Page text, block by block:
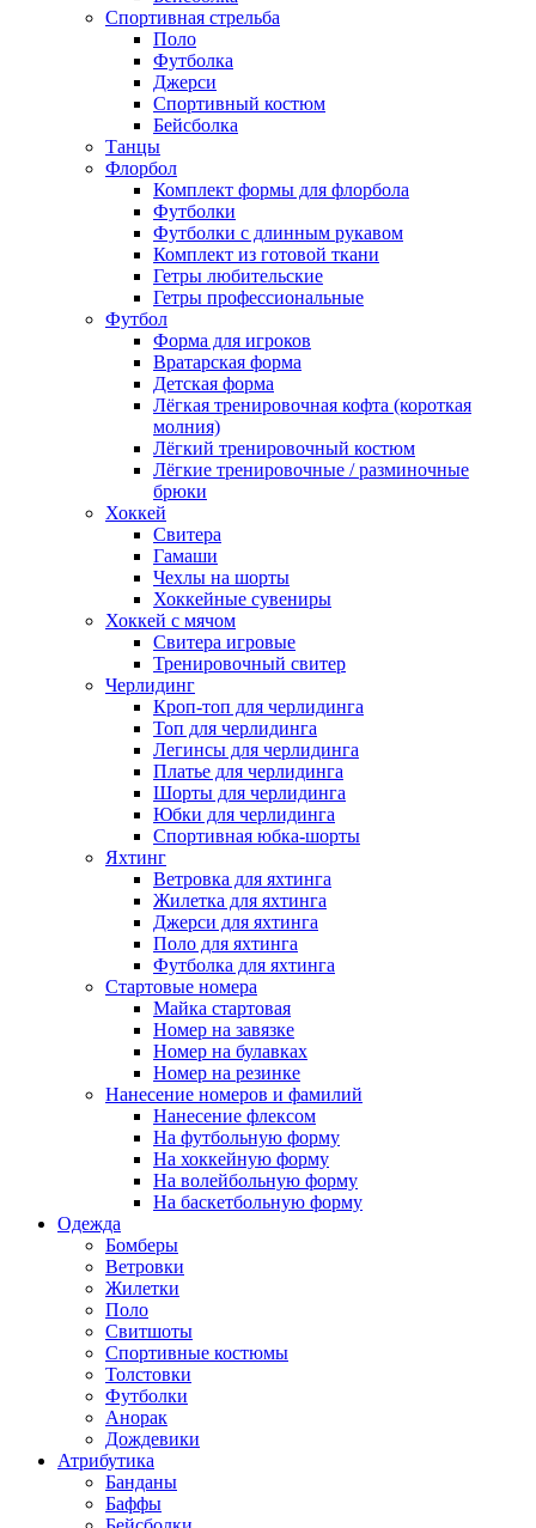
Спортивная стрельба
Поло
Футболка
Джерси
Спортивный костюм
Бейсболка
Танцы
Флорбол
Комплект формы для флорбола
Футболки
Футболки с длинным рукавом
Комплект из готовой ткани
Гетры любительские
Гетры профессиональные
Футбол
Форма для игроков
Вратарская форма
Детская форма
Лёгкая тренировочная кофта (короткая
молния)
Лёгкий тренировочный костюм
Лёгкие тренировочные / разминочные
брюки
Хоккей
Свитера
Гамаши
Чехлы на шорты
Хоккейные сувениры
Хоккей с мячом
Свитера игровые
Тренировочный свитер
Черлидинг
Кроп-топ для черлидинга
Топ для черлидинга
Легинсы для черлидинга
Платье для черлидинга
Шорты для черлидинга
Юбки для черлидинга
Спортивная юбка-шорты
Яхтинг
Ветровка для яхтинга
Жилетка для яхтинга
Джерси для яхтинга
Поло для яхтинга
Футболка для яхтинга
Стартовые номера
Майка стартовая
Номер на завязке
Номер на булавках
Номер на резинке
Нанесение номеров и фамилий
Нанесение флексом
На футбольную форму
На хоккейную форму
На волейбольную форму
На баскетбольную форму
Одежда
Бомберы
Ветровки
Жилетки
Поло
Свитшоты
Спортивные костюмы
Толстовки
Футболки
Анорак
Дождевики
Атрибутика
Банданы
Баффы